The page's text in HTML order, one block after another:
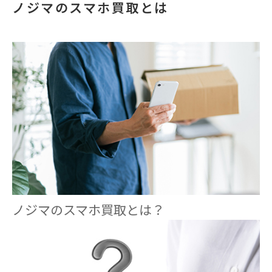
ノジマのスマホ買取とは
ノジマのスマホ買取とは？